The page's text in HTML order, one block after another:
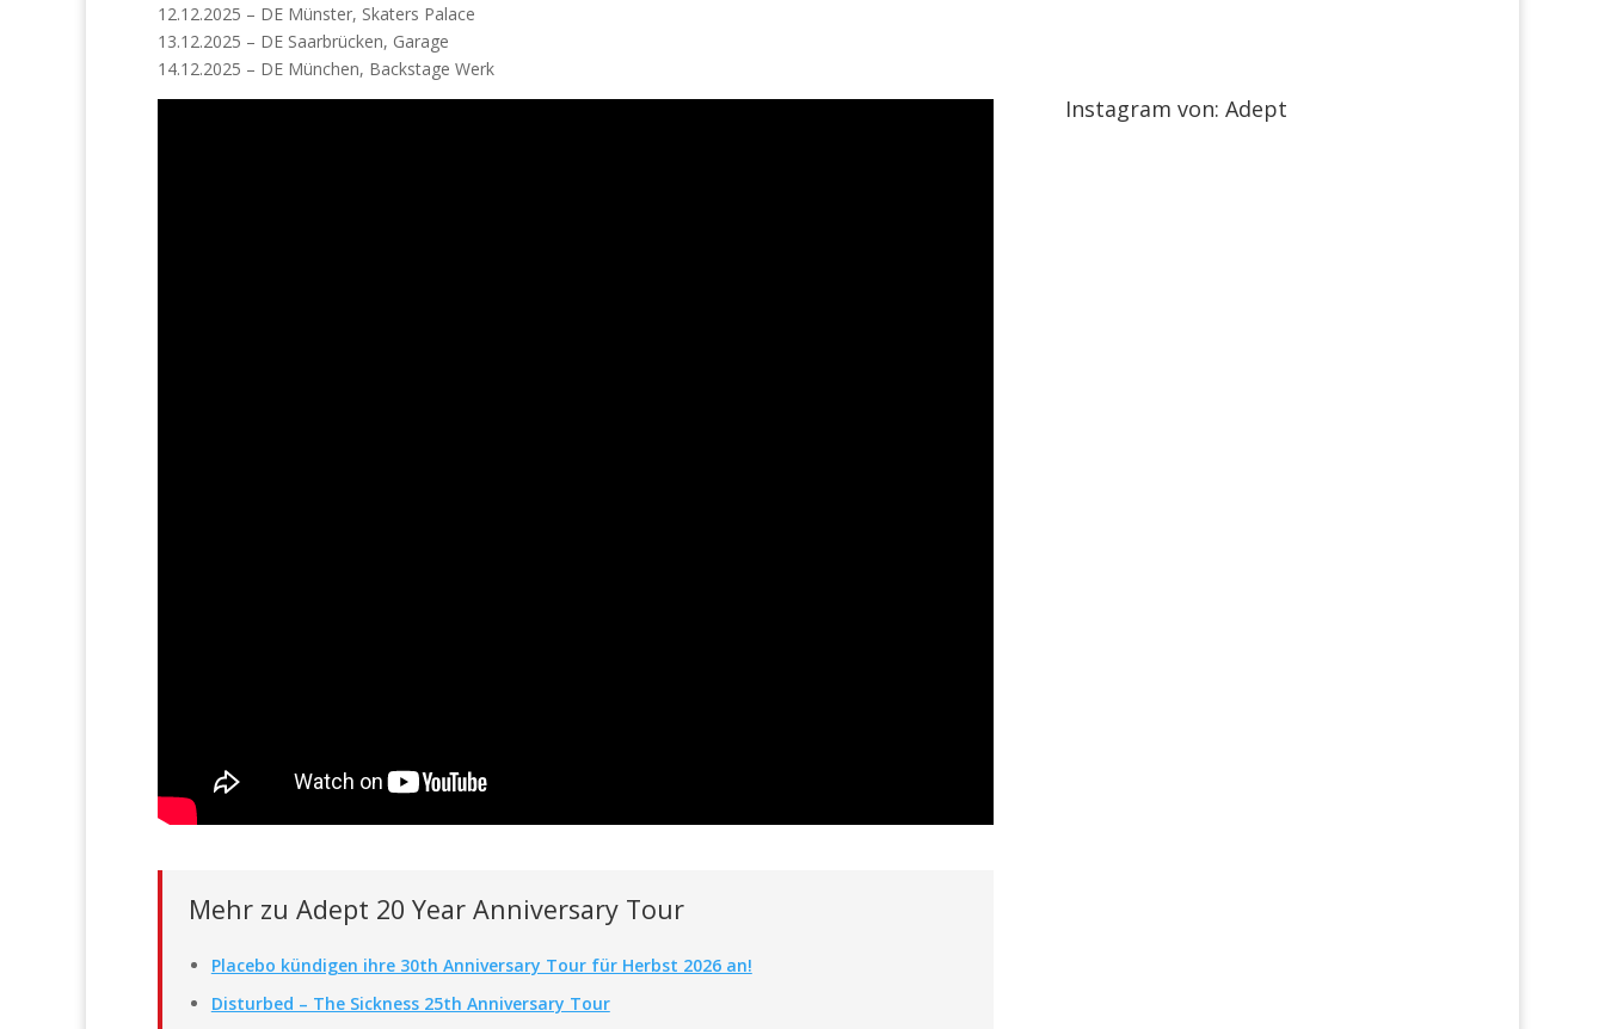
12.12.2025 – DE Münster, Skaters Palace
13.12.2025 – DE Saarbrücken, Garage
14.12.2025 – DE München, Backstage Werk
Mehr zu Adept 20 Year Anniversary Tour
Placebo kündigen ihre 30th Anniversary Tour für Herbst 2026 an!
Disturbed – The Sickness 25th Anniversary Tour
Instagram von: Adept